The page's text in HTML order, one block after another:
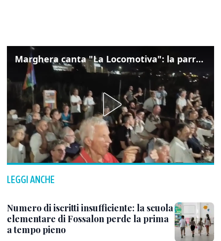
Marghera canta "La Locomotiva": la parrocchia della Cita ricorda Guccini
LEGGI ANCHE
Numero di iscritti insufficiente: la scuola
elementare di Fossalon perde la prima
a tempo pieno